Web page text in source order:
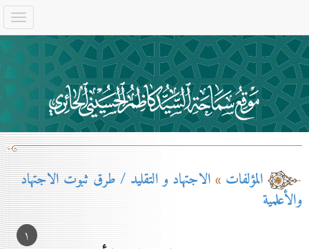
المؤلفات»الاجتهاد و التقليد / طرق ثبوت الاجتهاد
والأعلمية
۱